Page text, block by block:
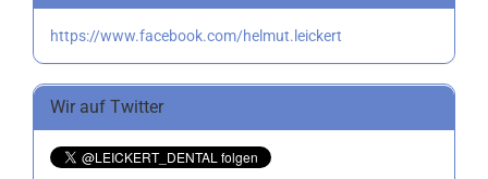
https://www.facebook.com/helmut.leickert
Wir auf Twitter